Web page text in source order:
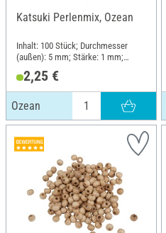
Katsuki Perlenmix, Ozean
Inhalt: 100 Stück; Durchmesser
(außen): 5 mm; Stärke: 1 mm;
2,25 €
Ozean